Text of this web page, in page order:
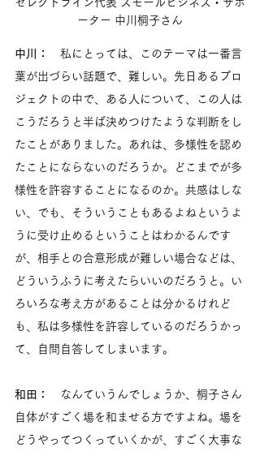
セレクトライン代表 スモールビジネス・サポ
ーター 中川桐子さん
中川：
私にとっては、このテーマは一番言
葉が出づらい話題で、難しい。先日あるプロ
ジェクトの中で、ある人について、この人は
こうだろうと半ば決めつけたような判断をし
たことがありました。あれは、多様性を認め
たことにならないのだろうか。どこまでが多
様性を許容することになるのか。共感はしな
い、でも、そういうこともあるよねというよ
うに受け止めるということはわかるんです
が、相手との合意形成が難しい場合などは、
どういうふうに考えたらいいのだろうと。い
ろいろな考え方があることは分かるけれど
も、私は多様性を許容しているのだろうかっ
て、自問自答してしまいます。
和田：
なんていうんでしょうか、桐子さん
自体がすごく場を和ませる方ですよね。場を
どうやってつくっていくかが、すごく大事な